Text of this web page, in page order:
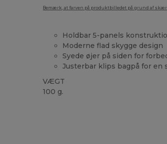
Bemærk, at farven på produktbilledet på grund af
Holdbar 5-panels
Moderne flad skygge design
Syede øjer på siden for
Justerbar klips bagpå for en
VÆGT
100 g.